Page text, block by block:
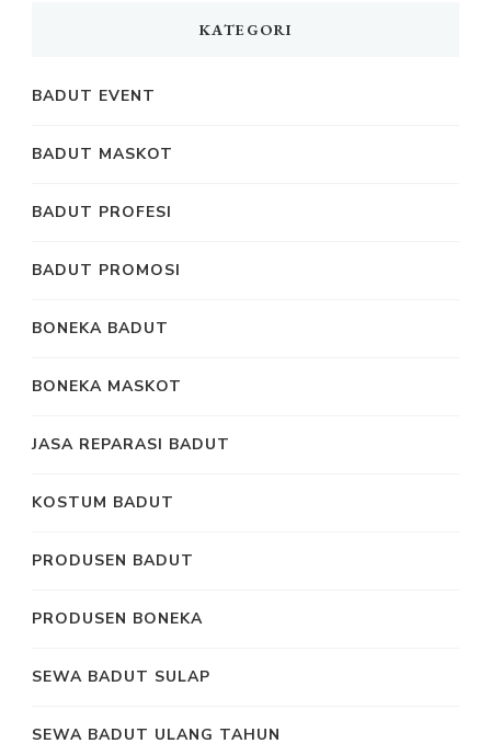
KATEGORI
BADUT EVENT
BADUT MASKOT
BADUT PROFESI
BADUT PROMOSI
BONEKA BADUT
BONEKA MASKOT
JASA REPARASI BADUT
KOSTUM BADUT
PRODUSEN BADUT
PRODUSEN BONEKA
SEWA BADUT SULAP
SEWA BADUT ULANG TAHUN